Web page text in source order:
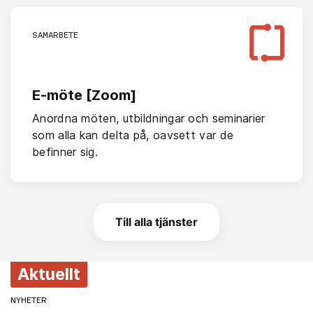
SAMARBETE
E-möte [Zoom]
Anordna möten, utbildningar och seminarier
som alla kan delta på, oavsett var de
befinner sig.
Till alla tjänster
Aktuellt
NYHETER